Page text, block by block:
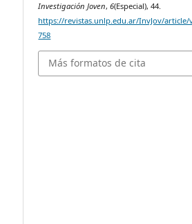
Investigación Joven,6(Especial), 44.
https://revistas.unlp.edu.ar/InvJov/article/
758
Más formatos de cita